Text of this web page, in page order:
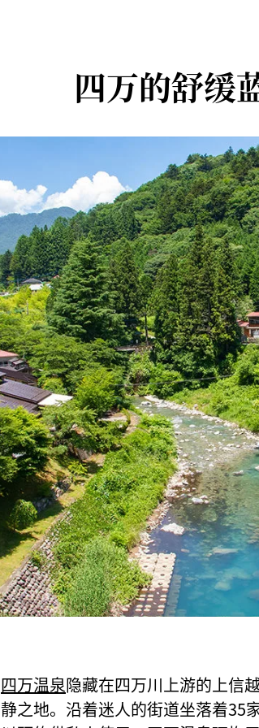
四万的舒缓
四万温泉隐藏在四万川上游的上信
静之地。沿着迷人的街道坐落着35